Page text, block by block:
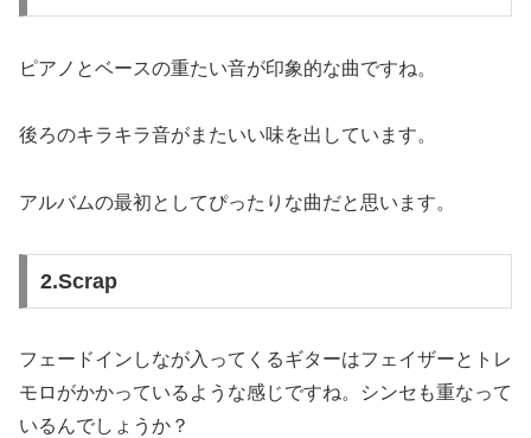
ピアノとベースの重たい音が印象的な曲ですね。
後ろのキラキラ音がまたいい味を出しています。
アルバムの最初としてぴったりな曲だと思います。
2.Scrap
フェードインしなが入ってくるギターはフェイザーとトレ
モロがかかっているような感じですね。シンセも重なって
いるんでしょうか？